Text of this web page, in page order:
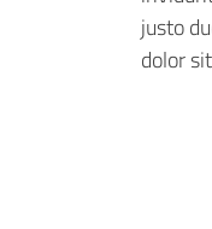
justo
dolor